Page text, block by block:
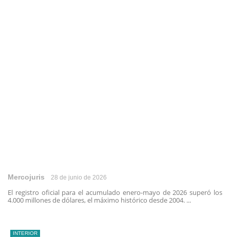
Mercojuris 28 de junio de 2026
El registro oficial para el acumulado enero-mayo de 2026 superó los
4.000 millones de dólares, el máximo histórico desde 2004. ...
INTERIOR